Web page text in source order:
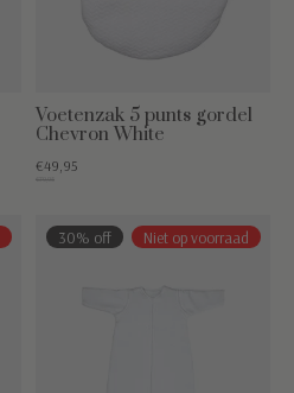
Voetenzak 5 punts gordel
Chevron White
€49,95
€79,95
30% off Niet op voorraad